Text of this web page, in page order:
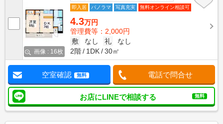
画像 : 16枚
即入居
パノラマ 写真充実 無料オンライン相談可
4.3万円
管理費等：2,000円
敷
なし 礼
なし
2階
1DK 30㎡
空室確認 無料 電話で問合せ
お店にLINEで相談する 無料